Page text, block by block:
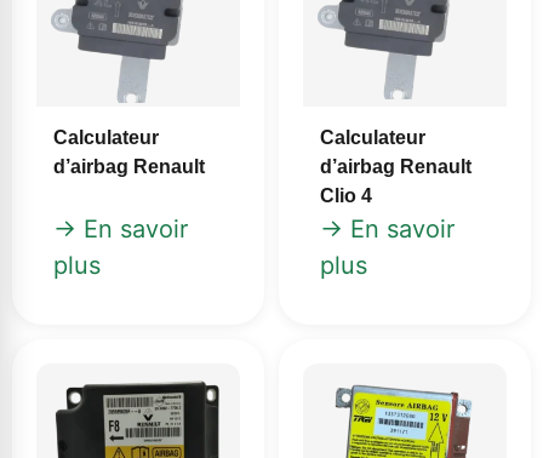
Calculateur
d’airbag Renault
→ En savoir
plus
Calculateur
d’airbag Renault
Clio 4
→ En savoir
plus